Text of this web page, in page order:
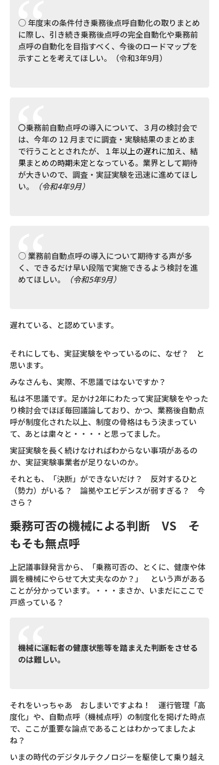
○ 年度末の条件付き乗務後点呼自動化の取りまとめ
に際し、引き続き乗務後点呼の完全自動化や乗務前
点呼の自動化を目指すべく、今後のロードマップを
示すことを考えてほしい。（令和3年9月）
〇乗務前自動点呼の導入について、３月の検討会で
は、今年の 12 月までに調査・実験結果のまとめま
で行うこととされたが、 １年以上の遅れに加え、結
果まとめの時期未定となっている。業界として期待
が大きいので、調査・実証実験を迅速に進めてほし
い。
（令和4年9月）
○ 業務前自動点呼の導入について期待する声が多
く、できるだけ早い段階で実施できるよう検討を進
めてほしい。
（令和5年9月）
遅れている、と認めています。
それにしても、実証実験をやっているのに、なぜ？ と
思います。
みなさんも、実際、不思議ではないですか？
私は不思議です。足かけ2年にわたって実証実験をやった
り検討会でほぼ毎回議論しており、かつ、業務後自動点
呼が制度化された以上、制度の骨格はもう決まってい
て、あとは粛々と・・・・と思ってました。
実証実験を長く続けなければわからない事項があるの
か、実証実験事業者が足りないのか。
それとも、「決断」ができないだけ？ 反対するひと
（勢力）がいる？ 論拠やエビデンスが弱すぎる？ 今
さら？
乗務可否の機械による判断 VS そ
もそも無点呼
上記議事録発言から、「乗務可否の、とくに、健康や体
調を機械にやらせて大丈夫なのか？」 という声がある
ことが分かっています。・・・まさか、いまだにここで
戸惑っている？
機械に運転者の健康状態等を踏まえた判断をさせる
のは難しい。
それをいっちゃあ おしまいですよね！ 運行管理「高
度化」や、自動点呼（機械点呼）の制度化を掲げた時点
で、ここが重要な論点であることはわかってましたよ
ね？
いまの時代のデジタルテクノロジーを駆使して乗り越え